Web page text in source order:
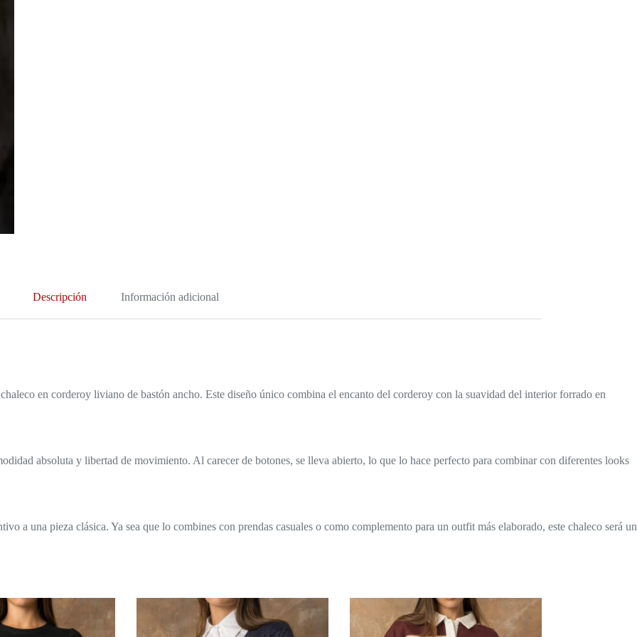
Descripción Información adicional
en corderoy liviano de bastón ancho. Este diseño único combina el encanto del corderoy con la suavidad del interior forrado en
absoluta y libertad de movimiento. Al carecer de botones, se lleva abierto, lo que lo hace perfecto para combinar con diferentes looks
a una pieza clásica. Ya sea que lo combines con prendas casuales o como complemento para un outfit más elaborado, este chaleco será un